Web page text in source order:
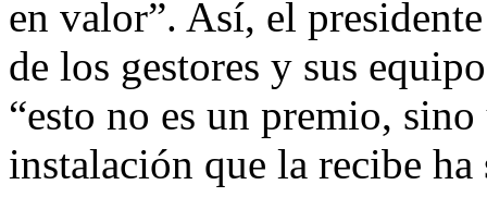
en valor”. Así, el
de los gestores y sus
“esto no es un premio,
instalación que la recibe